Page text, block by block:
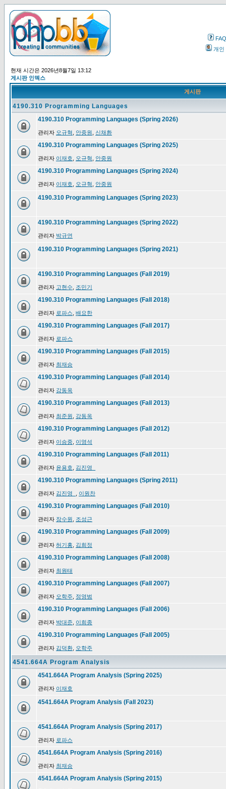
FAQ
개인
현재 시간은 2026년8월7일 13:12
게시판 인덱스
게시판
4190.310 Programming Languages
4190.310 Programming Languages (Spring 2026)
관리자 오규혁 안중원 신채환
4190.310 Programming Languages (Spring 2025)
관리자 이재호 오규혁 안중원
4190.310 Programming Languages (Spring 2024)
관리자 이재호 오규혁 안중원
4190.310 Programming Languages (Spring 2023)
4190.310 Programming Languages (Spring 2022)
관리자 박규연
4190.310 Programming Languages (Spring 2021)
4190.310 Programming Languages (Fall 2019)
관리자 고현수 조민기
4190.310 Programming Languages (Fall 2018)
관리자 로파스 배요한
4190.310 Programming Languages (Fall 2017)
관리자 로파스
4190.310 Programming Languages (Fall 2015)
관리자 최재승
4190.310 Programming Languages (Fall 2014)
관리자 강동옥
4190.310 Programming Languages (Fall 2013)
관리자 최준원 강동옥
4190.310 Programming Languages (Fall 2012)
관리자 이승중 이영석
4190.310 Programming Languages (Fall 2011)
관리자 윤용호 김진영_
4190.310 Programming Languages (Spring 2011)
관리자 김진영_ 이원찬
4190.310 Programming Languages (Fall 2010)
관리자 장수원 조성근
4190.310 Programming Languages (Fall 2009)
관리자 허기홍 김희정
4190.310 Programming Languages (Fall 2008)
관리자 최원태
4190.310 Programming Languages (Fall 2007)
관리자 오학주 정영범
4190.310 Programming Languages (Fall 2006)
관리자 박대준 이희종
4190.310 Programming Languages (Fall 2005)
관리자 김덕환 오학주
4541.664A Program Analysis
4541.664A Program Analysis (Spring 2025)
관리자 이재호
4541.664A Program Analysis (Fall 2023)
4541.664A Program Analysis (Spring 2017)
관리자 로파스
4541.664A Program Analysis (Spring 2016)
관리자 최재승
4541.664A Program Analysis (Spring 2015)